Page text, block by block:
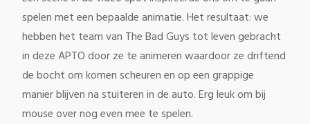
spelen met een bepaalde animatie. Het resultaat: we
hebben het team van The Bad Guys tot leven gebracht
in deze APTO door ze te animeren waardoor ze driftend
de bocht om komen scheuren en op een grappige
manier blijvenna stuiterenin de auto. Erg leuk om bij
mouse over nog even mee te spelen.